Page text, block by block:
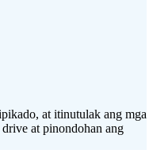
at itinutulak ang mga
at pinondohan ang